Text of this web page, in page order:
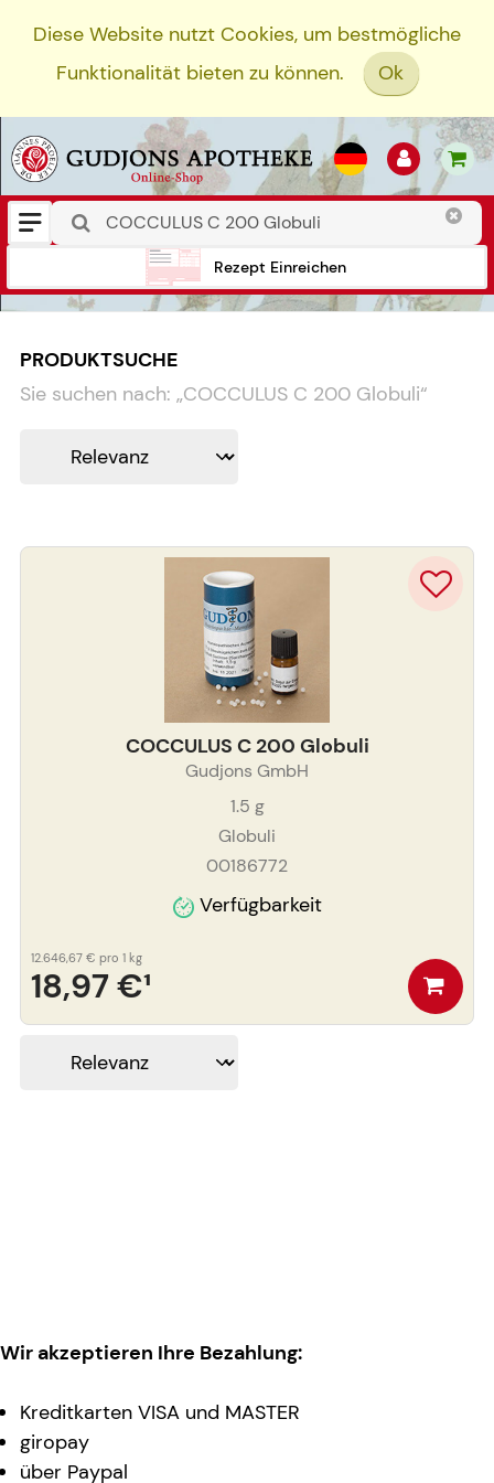
Diese Website nutzt Cookies, um bestmögliche
Funktionalität bieten zu können.
Ok
Rezept Einreichen
PRODUKTSUCHE
Sie suchen nach: „COCCULUS C 200 Globuli“
COCCULUS C 200 Globuli
Gudjons GmbH
1.5 g
Globuli
00186772
Verfügbarkeit
18,97 €¹
12.646,67 € pro 1 kg
Wir akzeptieren Ihre Bezahlung:
Kreditkarten VISA und MASTER
giropay
über Paypal